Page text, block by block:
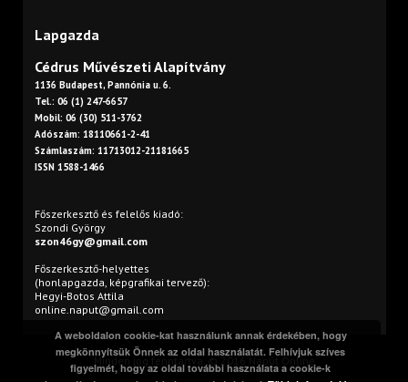
Lapgazda
Cédrus Művészeti Alapítvány
1136 Budapest, Pannónia u. 6.
Tel.: 06 (1) 247-6657
Mobil: 06 (30) 511-3762
Adószám: 18110661-2-41
Számlaszám: 11713012-21181665
ISSN 1588-1466
Főszerkesztő és felelős kiadó:
Szondi György
szon46gy@gmail.com
Főszerkesztő-helyettes
(honlapgazda, képgrafikai tervező):
Hegyi-Botos Attila
online.naput@gmail.com
Minden jog fenntartva. © 2016 Napút Online
A weboldalon cookie-kat használunk annak érdekében, hogy
megkönnyítsük Önnek az oldal használatát. Felhívjuk szíves
figyelmét, hogy az oldal további használata a cookie-k